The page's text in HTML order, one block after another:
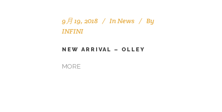
9月 19, 2018 InNews
By
INFINI
NEW ARRIVAL – OLLEY
MORE